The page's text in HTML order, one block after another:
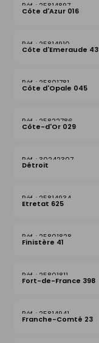
25814897
Côte d'Azur 016
25814910
Côte d'Emeraude 43
25801781
Côte d'Opale 045
25822786
Côte-d'Or 029
30242307
Détroit
25814934
Etretat 625
25801828
Finistère 41
25801811
Fort-de-France 398
25814941
Franche-Comté 23